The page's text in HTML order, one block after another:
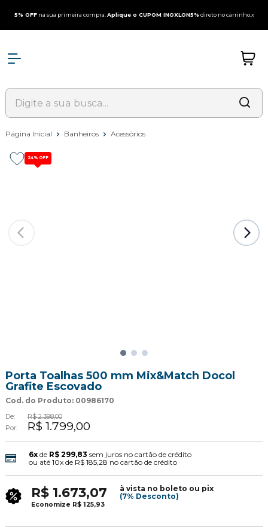
5% OFF na sua primeira compra.Aplique o CUPOM INOXLON5% direto no carrinho.x
Página Inicial Banheiros Acessórios
24% OFF
Porta Toalhas 500 mm Mix&Match Docol
Grafite Escovado
Cod. do Produto: 00986170
De:
R$ 2.398,00
Por:
R$ 1.799,00
6xde R$ 299,83 sem juros no cartão de crédito
ou até 10xde R$ 185,28 no cartão de crédito
R$ 1.673,07
à vista no boleto ou pix
(7% Desconto)
Economize R$ 125,93